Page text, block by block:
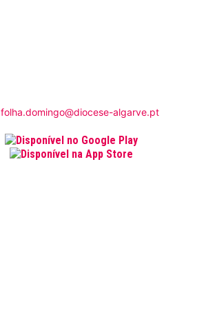
folha.domingo@diocese-algarve.pt